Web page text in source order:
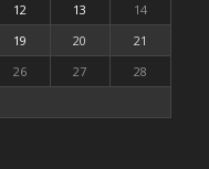
12 13
14
19 20
21
26 27
28